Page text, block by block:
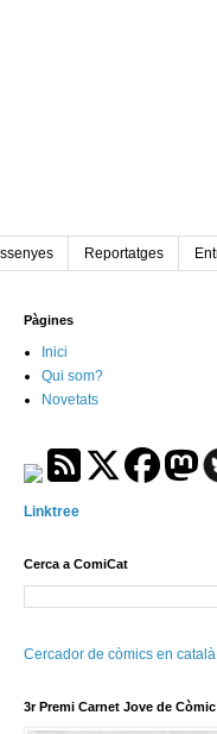
Reportatges
Pàgines
Inici
Qui som?
Novetats
Linktree
Cerca a ComiCat
Cercador de còmics en
3r Premi Carnet Jove de Còmic